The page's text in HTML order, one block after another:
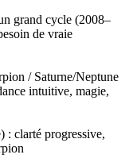
grand cycle (2008–
de vraie
/ Saturne/Neptune
intuitive, magie,
: clarté progressive,